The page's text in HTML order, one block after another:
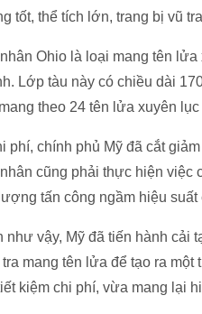
tốt, thể tích lớn, trang bị vũ
Ohio là loại mang tên
Lớp tàu này có chiều dài
theo 24 tên lửa xuyên lục
phí, chính phủ Mỹ đã cắt
cũng phải thực hiện việc
tấn công ngầm hiệu suất
như vậy, Mỹ đã tiến hành cải
mang tên lửa để tạo ra
kiệm chi phí, vừa mang lại